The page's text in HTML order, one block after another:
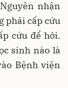
nhận
phải cấp cứu
cứu để hỏi.
sinh nào là
Bệnh viện